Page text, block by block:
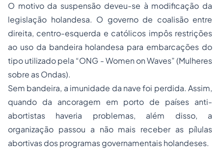
O motivo da suspensão deveu-se à modificação da
legislação holandesa. O governo de coalisão entre
direita, centro-esquerda e católicos impôs restrições
ao uso da bandeira holandesa para embarcações do
tipo utilizado pela “ONG - Women on Waves”(Mulheres
sobre as Ondas).
Sem bandeira, a imunidade da nave foi perdida. Assim,
quando da ancoragem em porto de países anti-
abortistas haveria problemas, além disso, a
organização passou a não mais receber as pílulas
abortivas dos programas governamentais holandeses.